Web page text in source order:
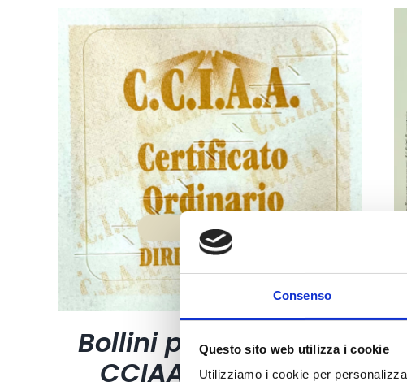
Consenso
Questo sito web utilizza i cookie
Utilizziamo i cookie per
Bollini per certificati
CCIAA (foglio 40